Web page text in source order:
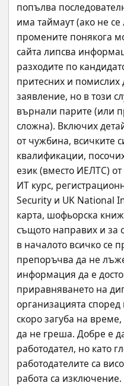
попълва
има таймаут (ако не
промените понякога
сайта липсва
разходите по
притесних и помислих
заявление, но в този
върнали парите (или
сложна). Включих
от чужбина, всичките
квалификации,
език (вместо ИЕЛТС)
ИТ курс,
Security и UK National
карта, шофьорска
същото направих и за
в началото всичко се
препоръчва да не
информация да е
приравняването на
организацията
скоро загуба на
да не греша. Добре е
работодател, но като
работодателите са
работа са